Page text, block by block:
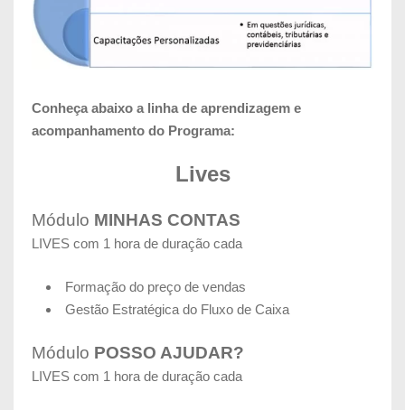
Conheça abaixo a linha de aprendizagem e
acompanhamento do Programa:
Lives
Módulo MINHAS CONTAS
LIVES com 1 hora de duração cada
Formação do preço de vendas
Gestão Estratégica do Fluxo de Caixa
Módulo POSSO AJUDAR?
LIVES com 1 hora de duração cada